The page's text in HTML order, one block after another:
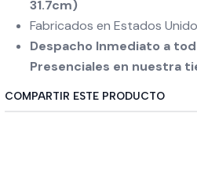
31.7cm)
Fabricados en Estados
Despacho Inmediato a
Presenciales en nuestra
COMPARTIR ESTE PRODUCTO